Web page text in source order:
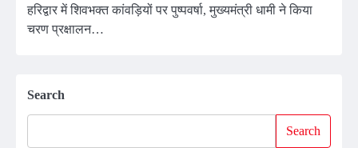
हरिद्वार में शिवभक्त कांवड़ियों पर पुष्पवर्षा, मुख्यमंत्री धामी ने किया
चरण प्रक्षालन…
Search
Search